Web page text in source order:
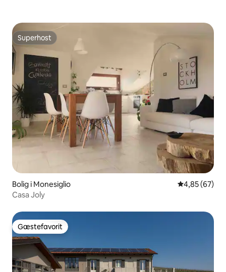
Superhost
Superhost
Bolig i Monesiglio 4,85 ud af 5 i
4,85 (67)
Casa Joly
Gæstefavorit
Gæstefavorit